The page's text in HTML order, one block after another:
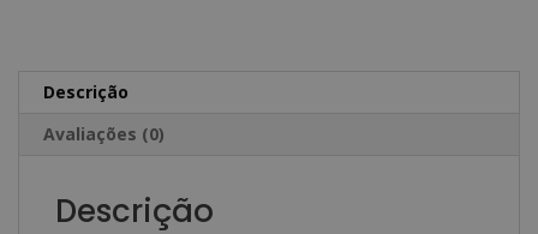
Descrição
Avaliações (0)
Descrição